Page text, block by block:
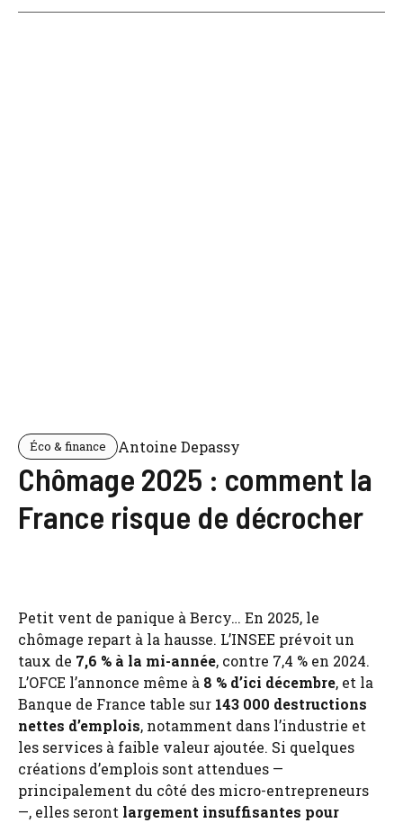
Éco & finance Antoine Depassy
Chômage 2025 : comment la
France risque de décrocher
Petit vent de panique à Bercy… En 2025, le
chômage repart à la hausse. L’INSEE prévoit un
taux de 7,6 % à la mi-année, contre 7,4 % en 2024.
L’OFCE l’annonce même à 8 % d’ici décembre, et la
Banque de France table sur 143 000 destructions
nettes d’emplois, notamment dans l’industrie et
les services à faible valeur ajoutée. Si quelques
créations d’emplois sont attendues —
principalement du côté des micro-entrepreneurs
—, elles seront largement insuffisantes pour